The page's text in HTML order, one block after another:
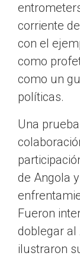
corriente
con el
como
como un
políticas.
Una
de Angola
Fueron
doblegar al
ilustraron